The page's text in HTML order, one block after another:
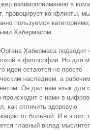
взаимопониманию в
провоцирует конфликты, мы
пользуемся категориями,
Хабермасом.
Хабермаса подводит
в философии. Но для
идеи остаются не просто
наследием, а рабочим
Он дал нам язык для
происходит с нами в
как отличить здоровую
от больной. И в этом,
главный вклад